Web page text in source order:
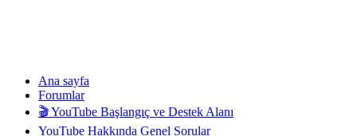
Ana sayfa
Forumlar
🎬 YouTube Başlangıç ve Destek Alanı
YouTube Hakkında Genel Sorular